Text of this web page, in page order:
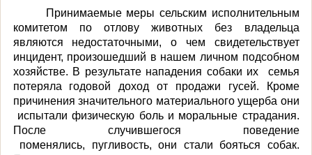
Принимаемые меры сельским исполнительным
комитетом по отлову животных без владельца
являются недостаточными, о чем свидетельствует
инцидент, произошедший в нашем личном подсобном
хозяйстве. В результате нападения собаки их
семья
потеряла годовой доход от продажи гусей.
Кроме
причинения значительного материального ущерба они
испытали физическую боль и моральные страдания.
После случившегося поведение
поменялись,
пугливость, они стали бояться собак.